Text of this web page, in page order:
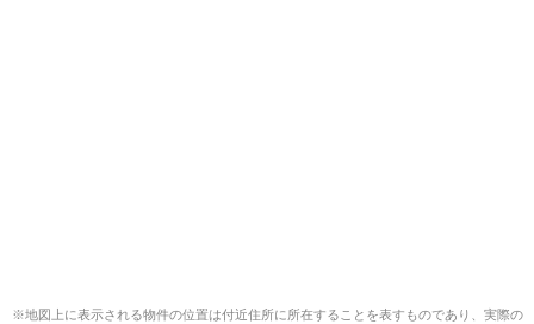
※地図上に表示される物件の位置は付近住所に所在することを表すものであり、実際の